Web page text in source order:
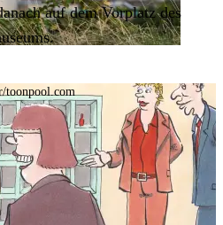
der
ist der
der Stadt Dortmund der
auf dem Vorplatz des
toonpool.com